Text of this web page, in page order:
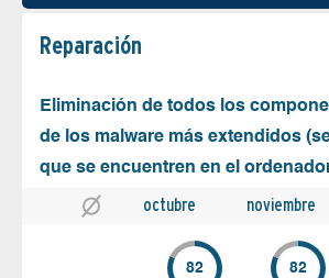
Reparación
Eliminación de todos los
de los malware más extendidos
que se encuentren en el
octubre noviembre
82 82